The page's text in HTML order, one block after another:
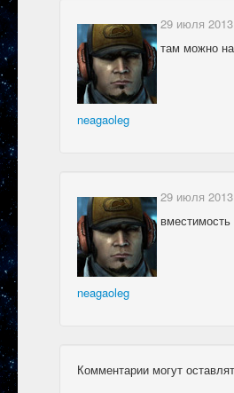
neagaoleg
29 июля
там можно
neagaoleg
29 июля
Комментарии могут